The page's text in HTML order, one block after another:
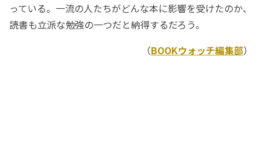
っている。一流の人たちがどんな本に影響を受けたのか、
読書も立派な勉強の一つだと納得するだろう。
（BOOKウォッチ編集部）